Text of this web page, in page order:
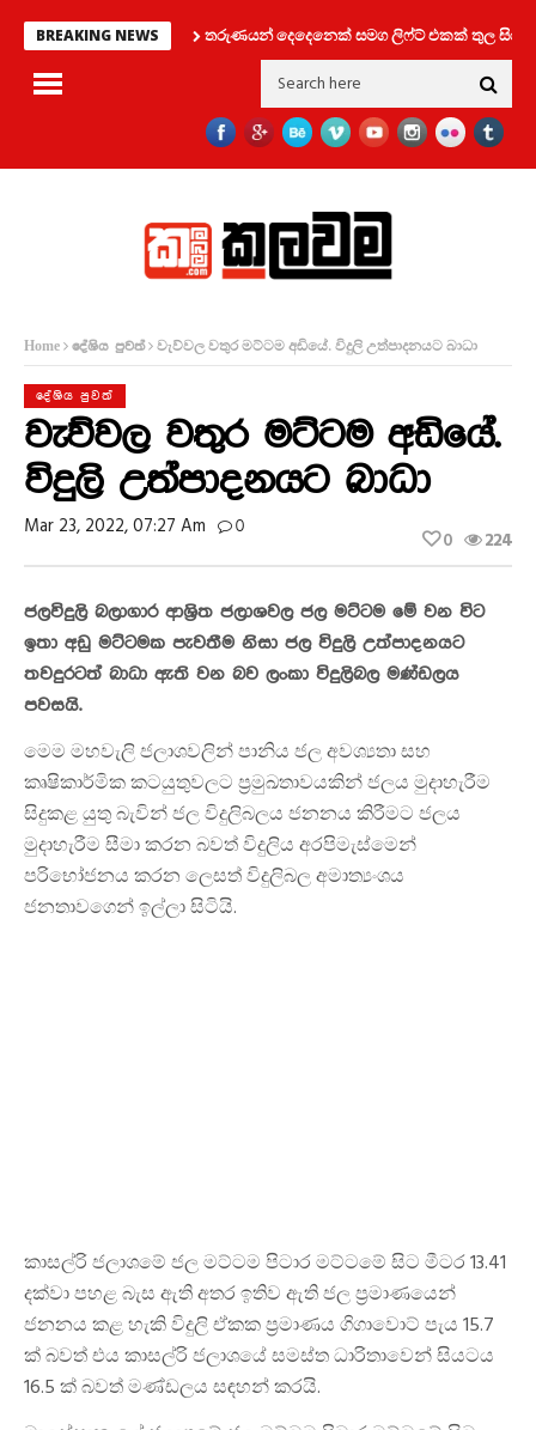
BREAKING NEWS තරුණයන් දෙදෙනෙක් සමග ලිෆ්ට් එකක් තුල සිර වූ කත
Home දේශිය පුවත් වැව්වල වතුර මට්ටම අඩියේ. විදුලි උත්පාදනයට බාධා
දේශිය පුවත්
වැව්වල වතුර මට්ටම අඩියේ.
විදුලි උත්පාදනයට බාධා
Mar 23, 2022, 07:27 Am 0 224
0
ජලවිදුලි බලාගාර ආශ්‍රිත ජලාශවල ජල මට්ටම මේ වන විට
ඉතා අඩු මට්ටමක පැවතීම නිසා ජල විදුලි උත්පාදනයට
තවදුරටත් බාධා ඇති වන බව ලංකා විදුලිබල මණ්ඩලය
පවසයි.
මෙම මහවැලි ජලාශවලින් පානිය ජල අවශ්‍යතා සහ
කෘෂිකාර්මික කටයුතුවලට ප්‍රමුඛතාවයකින් ජලය මුදාහැරීම
සිදුකළ යුතු බැවින් ජල විදුලිබලය ජනනය කිරීමට ජලය
මුදාහැරීම සීමා කරන බවත් විදුලිය අරපිමැස්මෙන්
පරිභෝජනය කරන ලෙසත් විදුලිබල අමාත්‍යංශය
ජනතාවගෙන් ඉල්ලා සිටියි.
කාසල්රි ජලාශමේ ජල මට්ටම පිටාර මට්ටමේ සිට මීටර 13.41
දක්වා පහළ බැස ඇති අතර ඉතිව ඇති ජල ප්‍රමාණයෙන්
ජනනය කළ හැකි විදුලි ඒකක ප්‍රමාණය ගිගාවොට් පැය 15.7
ක් බවත් එය කාසල්රි ජලාශයේ සමස්ත ධාරිතාවෙන් සියටය
16.5 ක් බවත් මණ්ඩලය සඳහන් කරයි.